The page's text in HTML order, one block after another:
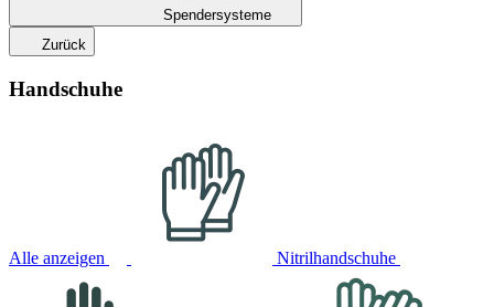
Spendersysteme
Zurück
Handschuhe
Alle anzeigen Nitrilhandschuhe